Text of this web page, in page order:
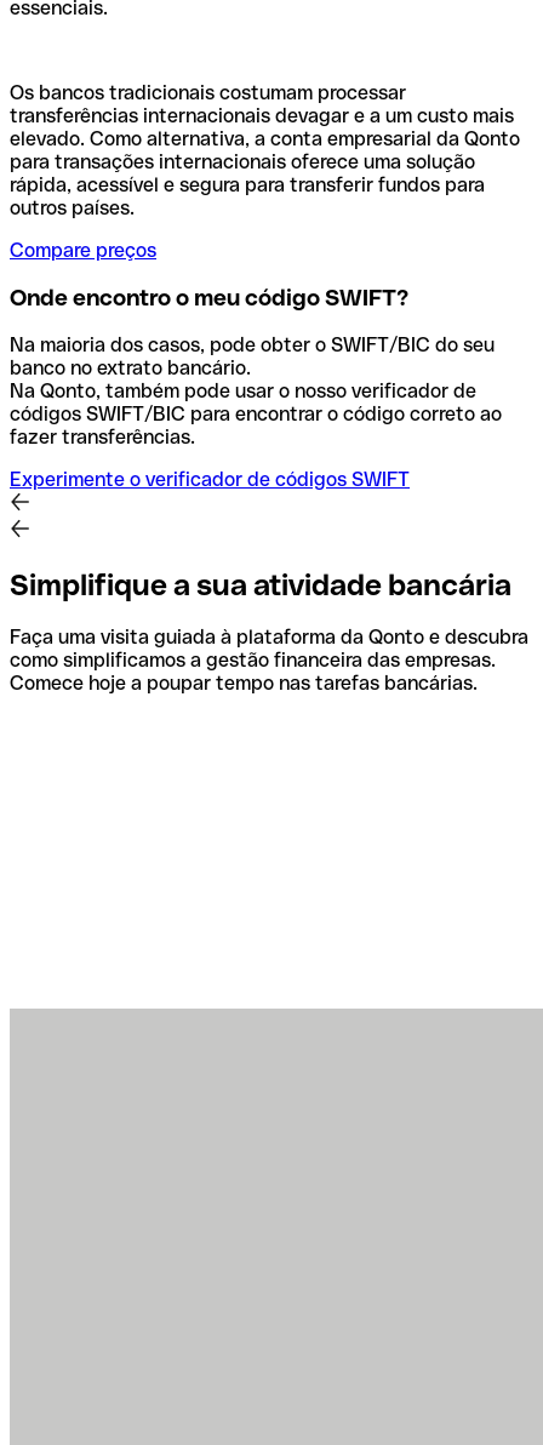
essenciais.
Os bancos tradicionais costumam processar
transferências internacionais devagar e a um custo mais
elevado. Como alternativa, a conta empresarial da Qonto
para transações internacionais oferece uma solução
rápida, acessível e segura para transferir fundos para
outros países.
Compare preços
Onde encontro o meu código SWIFT?
Na maioria dos casos, pode obter o SWIFT/BIC do seu
banco no extrato bancário.
Na Qonto, também pode usar o nosso verificador de
códigos SWIFT/BIC para encontrar o código correto ao
fazer transferências.
Experimente o verificador de códigos SWIFT
Simplifique a sua atividade bancária
Faça uma visita guiada à plataforma da Qonto e descubra
como simplificamos a gestão financeira das empresas.
Comece hoje a poupar tempo nas tarefas bancárias.